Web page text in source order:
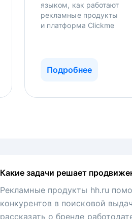
языком, как работают
рекламные продукты
и платформа Clickme
Подробнее
Какие задачи решает
Рекламные продукты hh.ru
конкурентов в поисковой
рассказать о бренде